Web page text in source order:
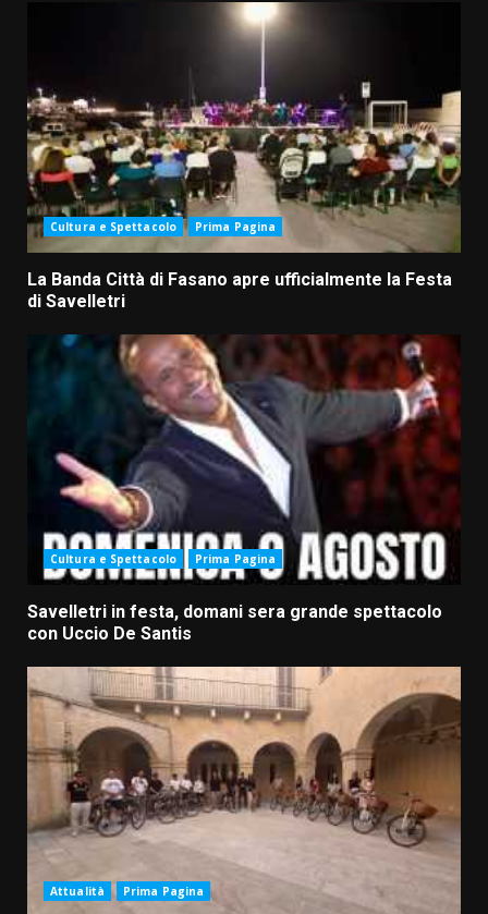
Cultura e Spettacolo Prima Pagina
La Banda Città di Fasano apre ufficialmente la Festa
di Savelletri
Cultura e Spettacolo Prima Pagina
Savelletri in festa, domani sera grande spettacolo
con Uccio De Santis
Attualità Prima Pagina